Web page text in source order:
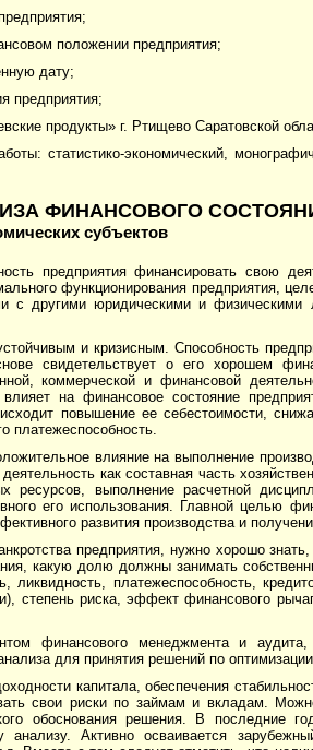
положении пред­приятия;
дату;
предприятия;
продукты» г. Ртищево Саратовской
статистико-экономический,
ФИНАНСОВОГО
субъектов
предприятия финансировать свою
функционирования предприятия,
с другими юридическими и физическими
и кризисным. Способность
свидетельствует о его хорошем
коммерческой и финансовой
на финансовое состояние
повышение ее себе­стоимости,
плате­жеспособность.
влияние на выполнение
как составная часть
ресурсов, вы­полнение расчетной
его использования. Главной целью
развития производства и
предприятия, нужно хорошо
какую долю должны занимать
платежеспособность,
степень риска, эффект финансового
финансового менеджмента и аудита,
для принятия решений по оптимизации
капитала, обеспечения
свои риски по займам и вкладам.
обоснования решения. В последние
Активно осваивается